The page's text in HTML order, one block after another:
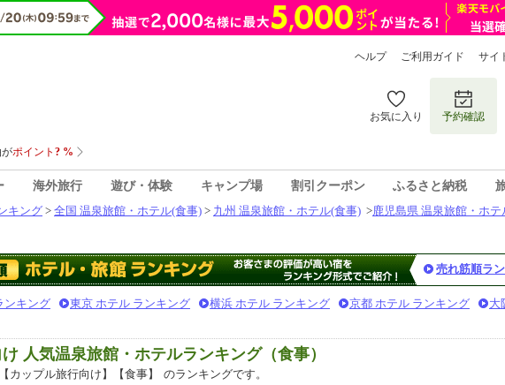
ヘルプ ご利用ガイド サイ
お気に入り 予約確認
海外旅行 遊び・体験 キャンプ場 割引クーポン ふるさと納税
キング > 全国 温泉旅館・ホテル(食事) > 九州 温泉旅館・ホテル(食事) >鹿児島県 温泉旅館・ホテ
売れ筋順ラ
ンキング 東京 ホテル ランキング 横浜 ホテル ランキング 京都 ホテル ランキング 大
人気温泉旅館・ホテルランキング（食事）
カップル旅行向け】【食事】
のランキングです。